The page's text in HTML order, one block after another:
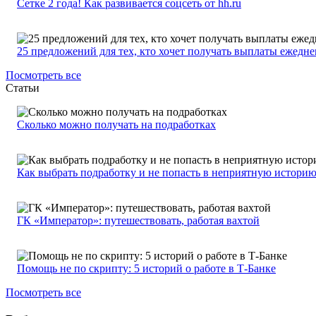
Сетке 2 года! Как развивается соцсеть от hh.ru
25 предложений для тех, кто хочет получать выплаты
Посмотреть все
Статьи
Сколько можно получать на подработках
Как выбрать подработку и не попасть в неприятную историю
ГК «Император»: путешествовать, работая вахтой
Помощь не по скрипту: 5 историй о работе в Т-Банке
Посмотреть все